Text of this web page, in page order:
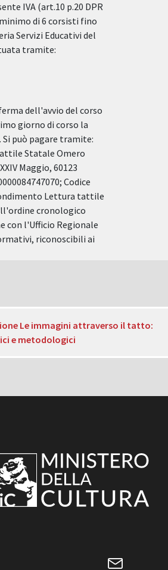
IVA (art.10 p.20 DPR
di 6 corsisti fino
Servizi Educativi del
tramite:
dell'avvio del corso
giorno di corso la
può pagare tramite:
Statale Omero
Maggio, 60123
Codice
Lettura tattile
cronologico
con l'Ufficio Regionale
riconoscibili ai
Le immagini attraverso il tatto:
e metodologici